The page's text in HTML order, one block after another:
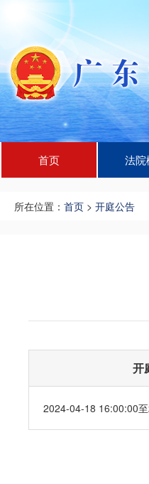
首页 法
所在位置： 首页 > 开庭公告
开
2024-04-18 16:00:00